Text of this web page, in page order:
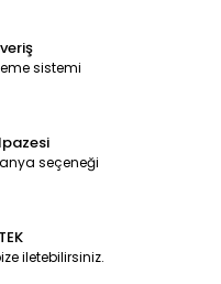
sistemi
seçeneği
iletebilirsiniz.